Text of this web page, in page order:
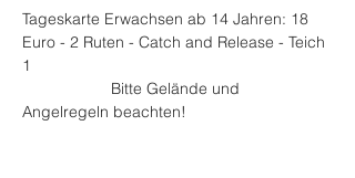
Tageskarte Erwachsen ab 14 Jahren: 18
Euro - 2 Ruten - Catch and Release - Teich
1
Angelregeln beachten!